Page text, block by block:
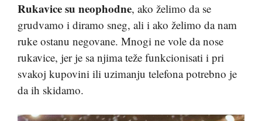
Rukavice su neophodne, ako želimo da se
grudvamo i diramo sneg, ali i ako želimo da nam
ruke ostanu negovane. Mnogi ne vole da nose
rukavice, jer je sa njima teže funkcionisati i pri
svakoj kupovini ili uzimanju telefona potrebno je
da ih skidamo.